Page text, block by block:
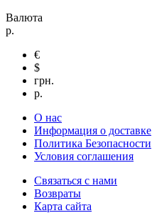
Валюта
р.
€
$
грн.
р.
О нас
Информация о доставке
Политика Безопасности
Условия соглашения
Связаться с нами
Возвраты
Карта сайта